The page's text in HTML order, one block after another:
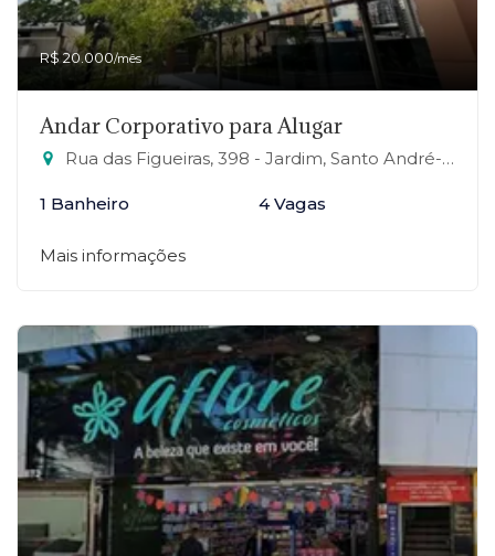
R$ 20.000/mês
Andar Corporativo para Alugar
Rua das Figueiras, 398 - Jardim, Santo André-SP
1 Banheiro 4 Vagas
Mais informações